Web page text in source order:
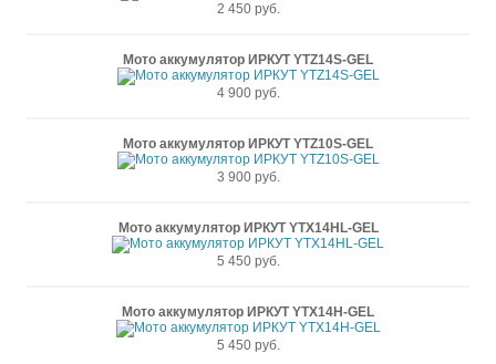
2 450 руб.
Мото аккумулятор ИРКУТ YTZ14S-GEL
4 900 руб.
Мото аккумулятор ИРКУТ YTZ10S-GEL
3 900 руб.
Мото аккумулятор ИРКУТ YTX14HL-GEL
5 450 руб.
Мото аккумулятор ИРКУТ YTX14H-GEL
5 450 руб.